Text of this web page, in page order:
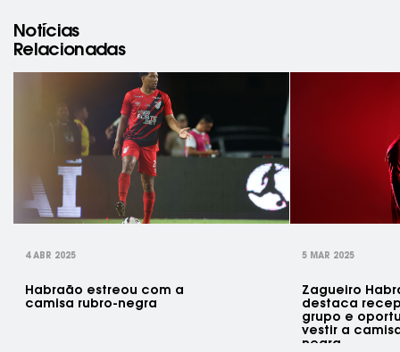
Notícias
Relacionadas
4 ABR 2025
Habraão estreou com a
camisa rubro-negra
5 MAR 2025
Zagueiro
destaca
grupo e
vestir a
negra